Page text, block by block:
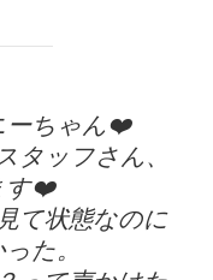
ーちゃん❤️
タッフさん、
す❤️
て状態なのに
た。